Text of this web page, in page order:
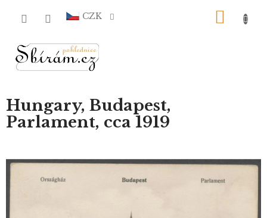
CZK
Hungary, Budapest,
Parlament, cca 1919